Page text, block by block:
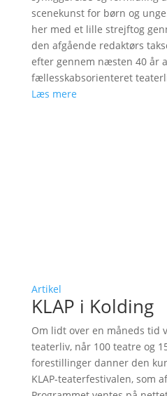
scenekunst for børn og
her med et lille strejftog
den afgående redaktørs
efter gennem næsten 40 år
fællesskabsorienteret
Læs mere
Artikel
KLAP i Kolding
Om lidt over en måneds tid
teaterliv, når 100 teatre og
forestillinger danner den
KLAP-teaterfestivalen, som